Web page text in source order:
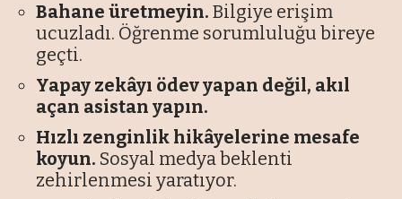
Bahane üretmeyin. Bilgiye erişim
ucuzladı. Öğrenme sorumluluğu bireye
geçti.
Yapay zekâyı ödev yapan değil, akıl
açan asistan yapın.
Hızlı zenginlik hikâyelerine mesafe
koyun. Sosyal medya beklenti
zehirlenmesi yaratıyor.